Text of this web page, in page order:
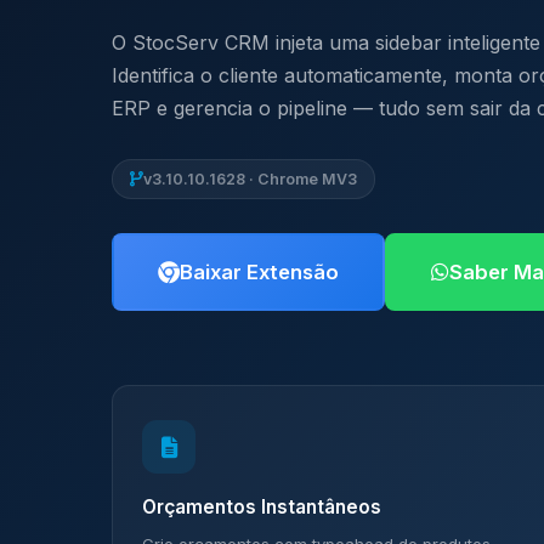
O StocServ CRM injeta uma sidebar
Identifica o cliente automaticamente, monta
ERP e gerencia o pipeline — tudo sem sair da
v3.10.10.1628 · Chrome MV3
Baixar Extensão Saber
Orçamentos Instantâneos